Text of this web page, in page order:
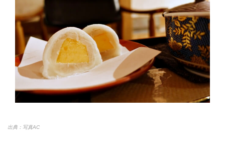
出典：写真AC